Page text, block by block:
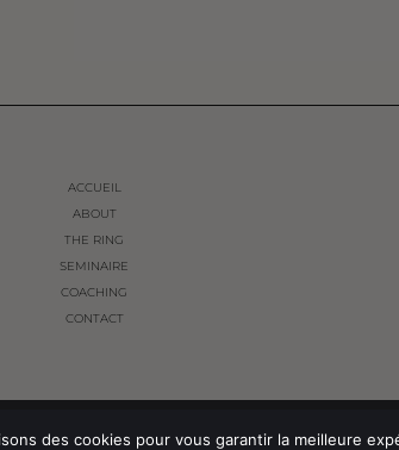
ACCUEIL
ABOUT
THE RING
SEMINAIRE
COACHING
CONTACT
2024. ALL RIGHTS RESERVED.
des cookies pour vous garantir la meilleure